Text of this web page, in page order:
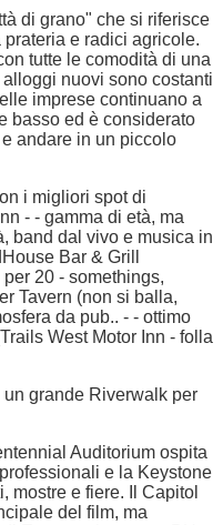
di grano" che si riferisce
e radici agricole.
tutte le comodità di una
nuovi sono costanti
imprese continuano a
basso ed è considerato
andare in un piccolo
i migliori spot di
- - gamma di età, ma
band dal vivo e musica in
Bar & Grill
20 - somethings,
Tavern (non si balla,
da pub.. - - ottimo
West Motor Inn - folla
grande Riverwalk per
Auditorium ospita
e la Keystone
mostre e fiere. Il Capitol
del film, ma